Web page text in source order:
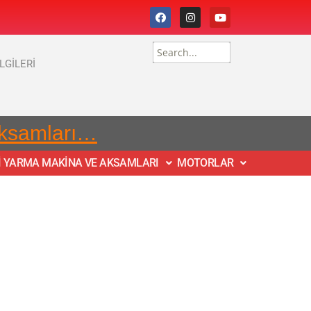
YARMA MAKİNA VE AKSAMLARI MOTORLAR